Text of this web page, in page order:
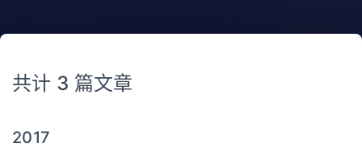
共计 3 篇文章
2017